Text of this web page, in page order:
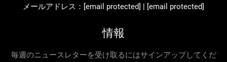
メールアドレス： [email protected] | [email protected]
情報
毎週のニュースレターを受け取るにはサインアップしてくだ